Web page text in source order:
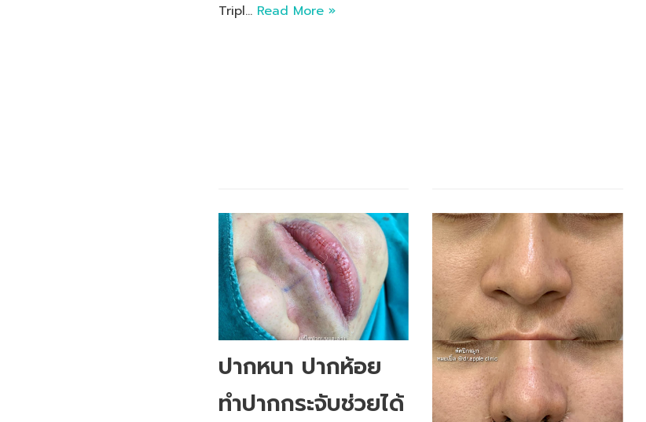
Tripl… Read More »
ปากหนา ปากห้อย
ทำปากกระจับช่วยได้